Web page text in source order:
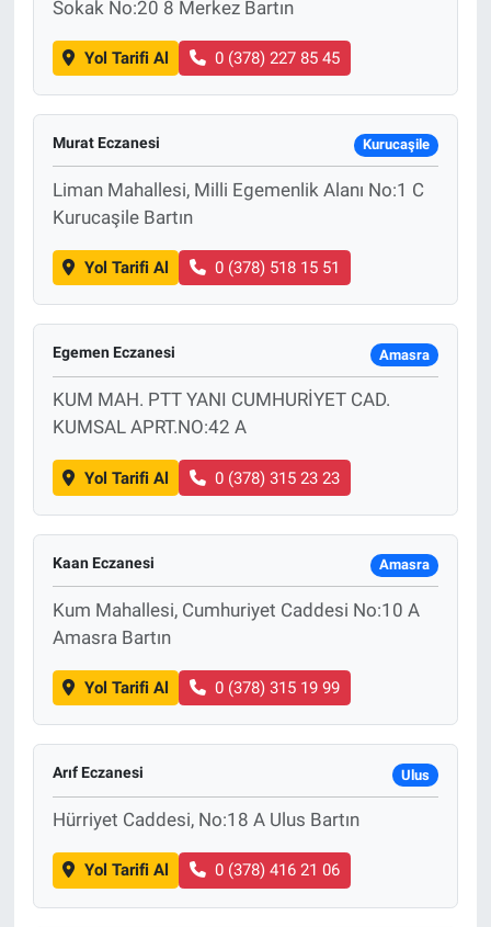
Sokak No:20 8 Merkez Bartın
Yol Tarifi Al 0 (378) 227 85 45
Murat Eczanesi Kurucaşile
Liman Mahallesi, Milli Egemenlik Alanı No:1 C
Kurucaşile Bartın
Yol Tarifi Al 0 (378) 518 15 51
Egemen Eczanesi Amasra
KUM MAH. PTT YANI CUMHURİYET CAD.
KUMSAL APRT.NO:42 A
Yol Tarifi Al 0 (378) 315 23 23
Kaan Eczanesi Amasra
Kum Mahallesi, Cumhuriyet Caddesi No:10 A
Amasra Bartın
Yol Tarifi Al 0 (378) 315 19 99
Arıf Eczanesi Ulus
Hürriyet Caddesi, No:18 A Ulus Bartın
Yol Tarifi Al 0 (378) 416 21 06